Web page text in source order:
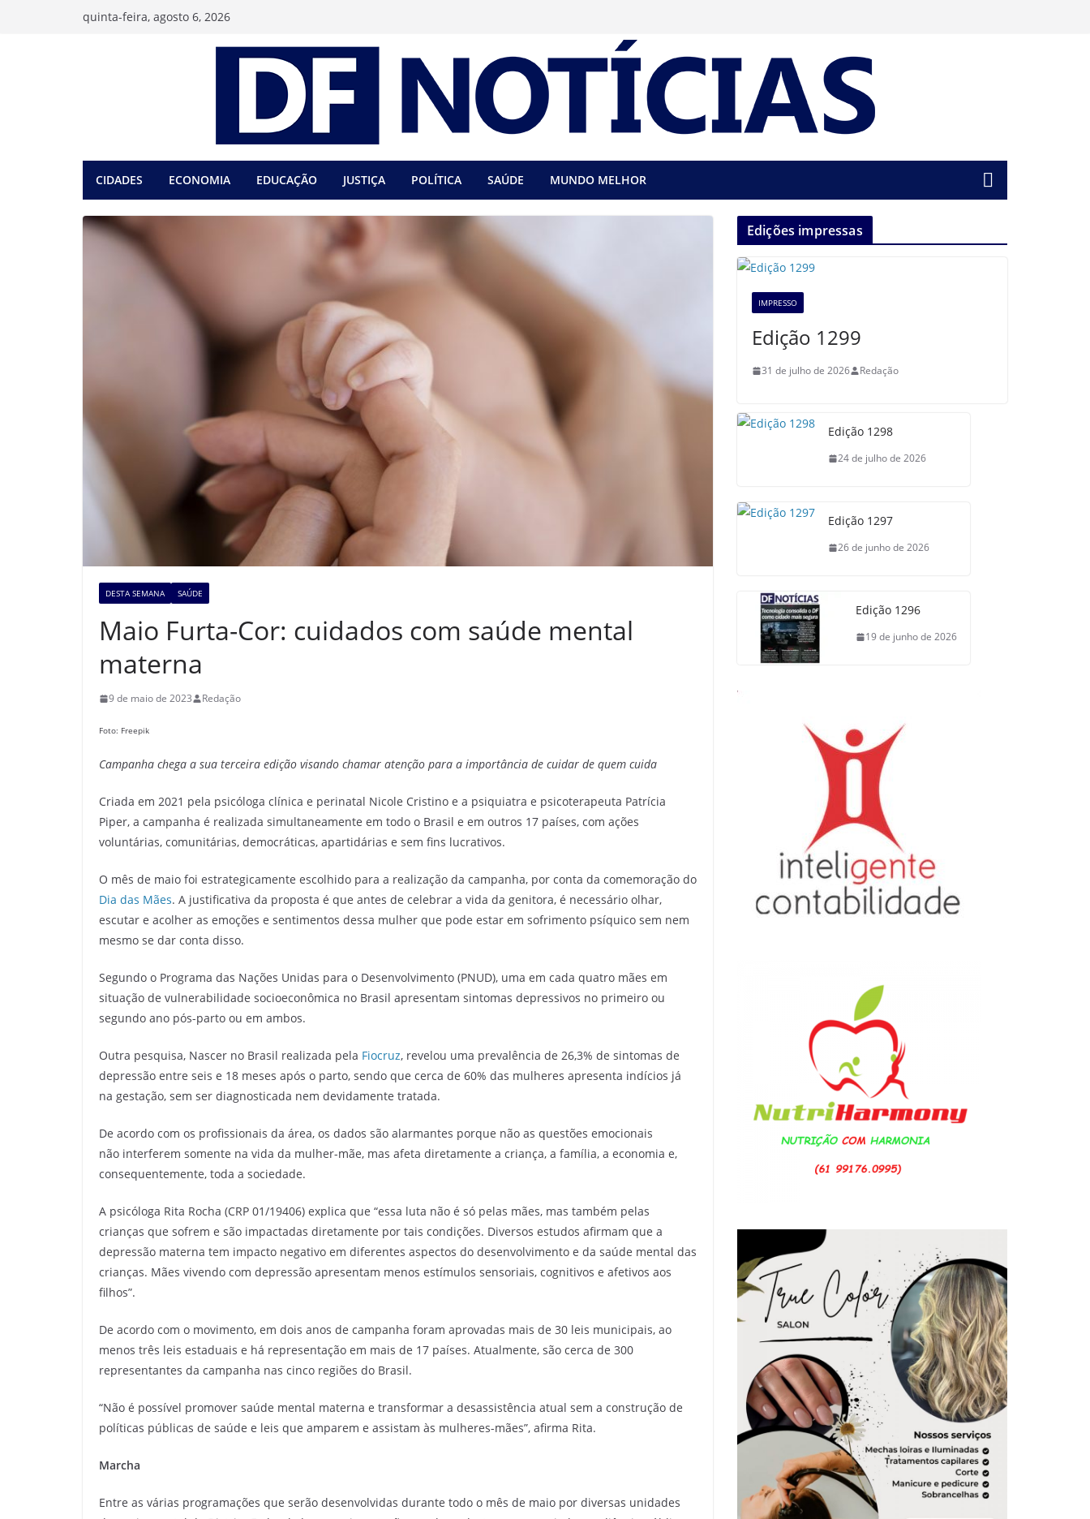
quinta-feira, agosto 6, 2026
CIDADES ECONOMIA EDUCAÇÃO JUSTIÇA POLÍTICA SAÚDE MUNDO MELHOR
DESTA SEMANA SAÚDE
Maio Furta-Cor: cuidados com saúde mental
materna
9 de maio de 2023 Redação
Foto: Freepik
Campanha chega a sua terceira edição visando chamar atenção para a importância de cuidar de quem cuida
Criada em 2021 pela psicóloga clínica e perinatal Nicole Cristino e a psiquiatra e psicoterapeuta Patrícia
Piper, a campanha é realizada simultaneamente em todo o Brasil e em outros 17 países, com ações
voluntárias, comunitárias, democráticas, apartidárias e sem fins lucrativos.
O mês de maio foi estrategicamente escolhido para a realização da campanha, por conta da comemoração do
Dia das Mães. A justificativa da proposta é que antes de celebrar a vida da genitora, é necessário olhar,
escutar e acolher as emoções e sentimentos dessa mulher que pode estar em sofrimento psíquico sem nem
mesmo se dar conta disso.
Segundo o Programa das Nações Unidas para o Desenvolvimento (PNUD), uma em cada quatro mães em
situação de vulnerabilidade socioeconômica no Brasil apresentam sintomas depressivos no primeiro ou
segundo ano pós-parto ou em ambos.
Outra pesquisa, Nascer no Brasil realizada pela Fiocruz, revelou uma prevalência de 26,3% de sintomas de
depressão entre seis e 18 meses após o parto, sendo que cerca de 60% das mulheres apresenta indícios já
na gestação, sem ser diagnosticada nem devidamente tratada.
De acordo com os profissionais da área, os dados são alarmantes porque não as questões emocionais
não interferem somente na vida da mulher-mãe, mas afeta diretamente a criança, a família, a economia e,
consequentemente, toda a sociedade.
A psicóloga Rita Rocha (CRP 01/19406) explica que “essa luta não é só pelas mães, mas também pelas
crianças que sofrem e são impactadas diretamente por tais condições. Diversos estudos afirmam que a
depressão materna tem impacto negativo em diferentes aspectos do desenvolvimento e da saúde mental das
crianças. Mães vivendo com depressão apresentam menos estímulos sensoriais, cognitivos e afetivos aos
filhos”.
De acordo com o movimento, em dois anos de campanha foram aprovadas mais de 30 leis municipais, ao
menos três leis estaduais e há representação em mais de 17 países. Atualmente, são cerca de 300
representantes da campanha nas cinco regiões do Brasil.
“Não é possível promover saúde mental materna e transformar a desassistência atual sem a construção de
políticas públicas de saúde e leis que amparem e assistam às mulheres-mães”, afirma Rita.
Marcha
Entre as várias programações que serão desenvolvidas durante todo o mês de maio por diversas unidades
Edições impressas
IMPRESSO
Edição 1299
31 de julho de 2026 Redação
Edição 1298
24 de julho de 2026
Edição 1297
26 de junho de 2026
Edição 1296
19 de junho de 2026